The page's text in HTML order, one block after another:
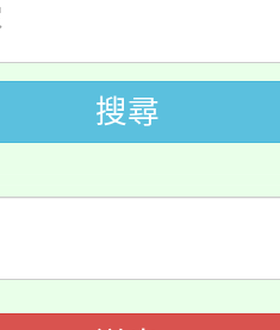
市運動會8/
泳池舉行。
入戶享有免
中低收入戶
詳情可洽有
育及科技中
研習
育及科技中
教案入校路
搜尋